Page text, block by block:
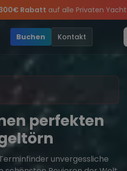
und Deine sailwithus-
Tippsund exklusive
Saison war legendär – wir feiern
Buchen
Kontakt
perfekten
unvergessliche